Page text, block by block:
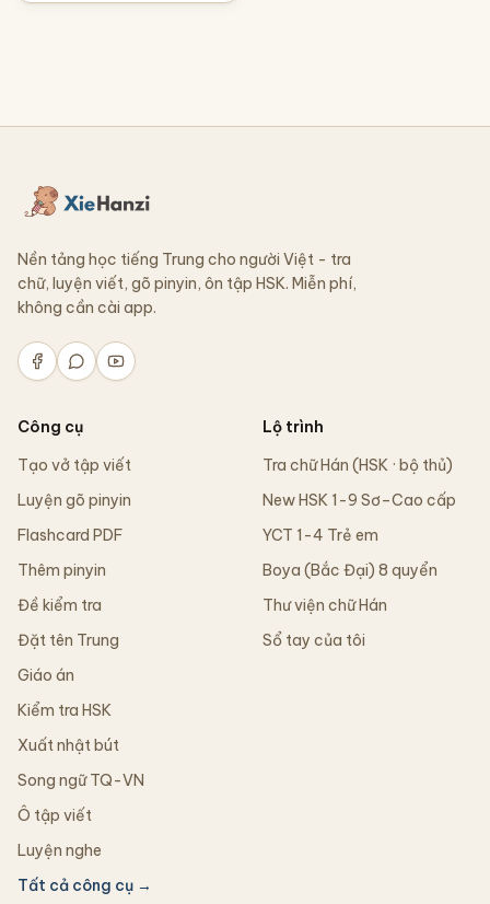
Nền tảng học tiếng Trung cho người Việt - tra
chữ, luyện viết, gõ pinyin, ôn tập HSK. Miễn phí,
không cần cài app.
Công cụ
Tạo vở tập viết
Luyện gõ pinyin
Flashcard PDF
Thêm pinyin
Đề kiểm tra
Đặt tên Trung
Giáo án
Kiểm tra HSK
Xuất nhật bút
Song ngữ TQ-VN
Ô tập viết
Luyện nghe
Tất cả công cụ →
Lộ trình
Tra chữ Hán (HSK · bộ thủ)
New HSK 1-9 Sơ–Cao cấp
YCT 1-4 Trẻ em
Boya (Bắc Đại) 8 quyển
Thư viện chữ Hán
Sổ tay của tôi